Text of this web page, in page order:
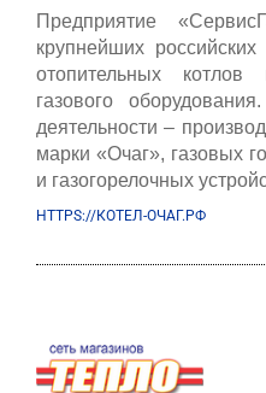
Предприятие
крупнейших
отопительных котлов
газового
деятельности –
марки «Очаг», газовых
и газогорелочных
HTTPS://КОТЕЛ-ОЧАГ.РФ